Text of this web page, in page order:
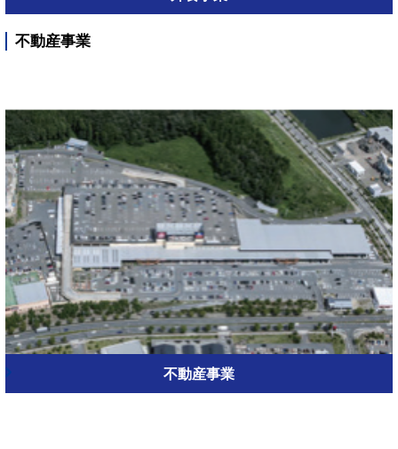
不動産事業
不動産事業